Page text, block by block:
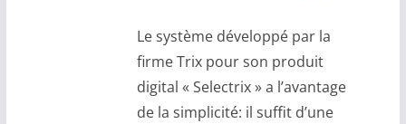
Le système développé par la
firme Trix pour son produit
digital « Selectrix » a l’avantage
de la simplicité: il suffit d’une